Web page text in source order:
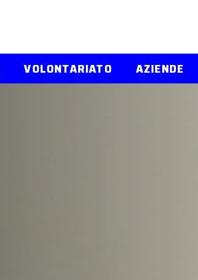
VOLONTARIATO AZIENDE